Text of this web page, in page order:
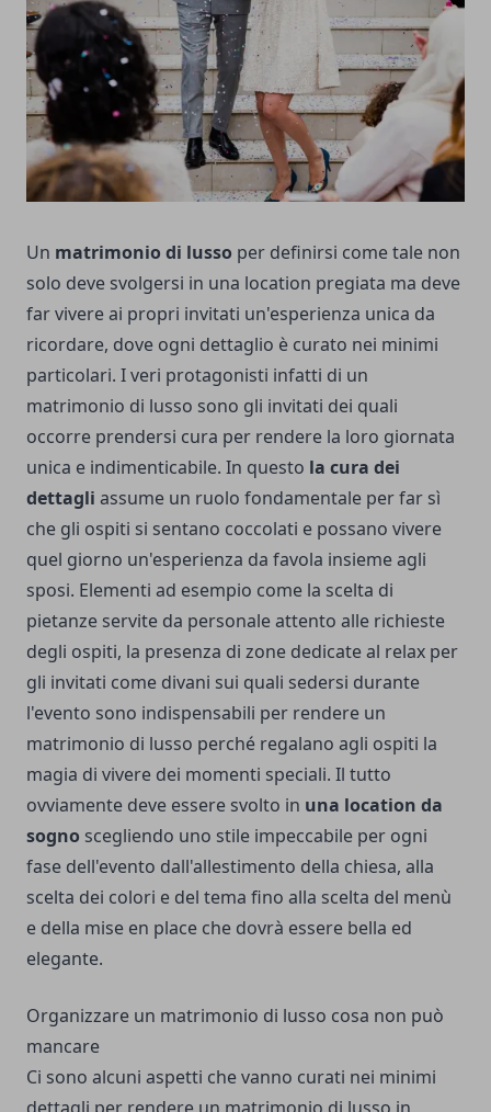
Un matrimonio di lusso per definirsi come tale non
solo deve svolgersi in una location pregiata ma deve
far vivere ai propri invitati un'esperienza unica da
ricordare, dove ogni dettaglio è curato nei minimi
particolari. I veri protagonisti infatti di un
matrimonio di lusso sono gli invitati dei quali
occorre prendersi cura per rendere la loro giornata
unica e indimenticabile. In questo la cura dei
dettagli assume un ruolo fondamentale per far sì
che gli ospiti si sentano coccolati e possano vivere
quel giorno un'esperienza da favola insieme agli
sposi. Elementi ad esempio come la scelta di
pietanze servite da personale attento alle richieste
degli ospiti, la presenza di zone dedicate al relax per
gli invitati come divani sui quali sedersi durante
l'evento sono indispensabili per rendere un
matrimonio di lusso perché regalano agli ospiti la
magia di vivere dei momenti speciali. Il tutto
ovviamente deve essere svolto in una location da
sogno scegliendo uno stile impeccabile per ogni
fase dell'evento dall'allestimento della chiesa, alla
scelta dei colori e del tema fino alla scelta del menù
e della mise en place che dovrà essere bella ed
elegante.
Organizzare un matrimonio di lusso cosa non può
mancare
Ci sono alcuni aspetti che vanno curati nei minimi